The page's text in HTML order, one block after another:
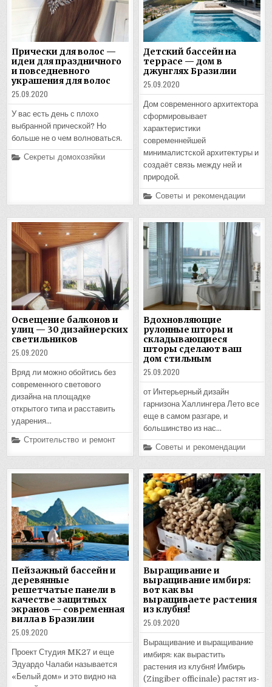
Прически для волос —
идеи для праздничного
и повседневного
украшения для волос
25.09.2020
У вас есть день с плохо
выбранной прической? Но
больше не о чем волноваться.
Posted
Секреты домохозяйки
Детский бассейн на
террасе — дом в
джунглях Бразилии
25.09.2020
Дом современного архитектора
сформировывает
характеристики
современнейшей
минималистской архитектуры и
создаёт связь между ней и
природой.
Posted
in
Советы и рекомендации
Освещение балконов и
улиц — 30 дизайнерских
светильников
25.09.2020
Вряд ли можно обойтись без
современного светового
дизайна на площадке
открытого типа и расставить
ударения…
Posted
Строительство и ремонт
Вдохновляющие
рулонные шторы и
складывающиеся
шторы сделают ваш
дом стильным
25.09.2020
от Интерьерный дизайн
гарнизона Халлингера Лето все
еще в самом разгаре, и
большинство из нас…
Posted
in
Советы и рекомендации
Пейзажный бассейн и
деревянные
решетчатые панели в
качестве защитных
экранов — современная
вилла в Бразилии
25.09.2020
Проект Студия MK27 и еще
Эдуардо Чалаби называется
«Белый дом» и это видно на
Выращивание и
выращивание имбиря:
вот как вы
выращиваете растения
из клубня!
25.09.2020
Выращивание и выращивание
имбиря: как вырастить
растения из клубня! Имбирь
(Zingiber officinale) растят из-